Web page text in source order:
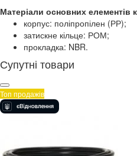
Матеріали основних елементів
корпус: поліпропілен (РР);
затискне кільце: РОМ;
прокладка: NBR.
Супутні товари
Топ продажів